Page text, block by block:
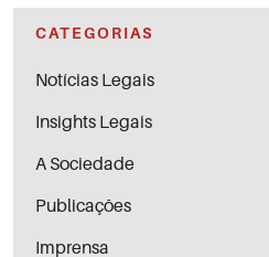
CATEGORIAS
Notícias Legais
Insights Legais
A Sociedade
Publicações
Imprensa